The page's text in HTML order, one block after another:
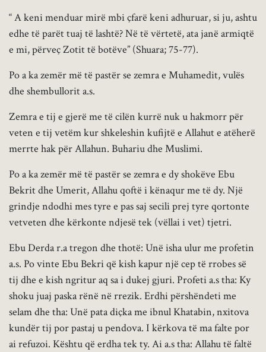
“ A keni menduar mirë mbi çfarë keni adhuruar, si ju, ashtu
edhe të parët tuaj të lashtë? Në të vërtetë, ata janë armiqtë
e mi, përveç Zotit të botëve” (Shuara; 75-77).
Po a ka zemër më të pastër se zemra e Muhamedit, vulës
dhe shembullorit a.s.
Zemra e tij e gjerë me të cilën kurrë nuk u hakmorr për
veten e tij vetëm kur shkeleshin kufijtë e Allahut e atëherë
merrte hak për Allahun. Buhariu dhe Muslimi.
Po a ka zemër më të pastër se zemra e dy shokëve Ebu
Bekrit dhe Umerit, Allahu qoftë i kënaqur me të dy. Një
grindje ndodhi mes tyre e pas saj secili prej tyre qortonte
vetveten dhe kërkonte ndjesë tek (vëllai i vet) tjetri.
Ebu Derda r.a tregon dhe thotë: Unë isha ulur me profetin
a.s. Po vinte Ebu Bekri që kish kapur një cep të rrobes së
tij dhe e kish ngritur aq sa i dukej gjuri. Profeti a.s tha: Ky
shoku juaj paska rënë në rrezik. Erdhi përshëndeti me
selam dhe tha: Unë pata diçka me ibnul Khatabin, nxitova
kundër tij por pastaj u pendova. I kërkova të ma falte por
ai refuzoi. Kështu që erdha tek ty. Ai a.s tha: Allahu të faltë